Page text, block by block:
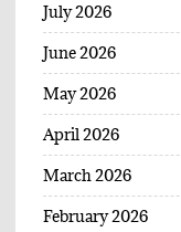
July 2026
June 2026
May 2026
April 2026
March 2026
February 2026